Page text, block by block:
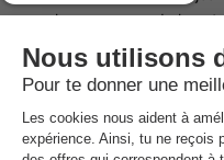
pour les amoureux de la
pied ou à vélo dans la
dans la réserve naturelle
Enschede et Hengelo sont
pouvez facilement faire un